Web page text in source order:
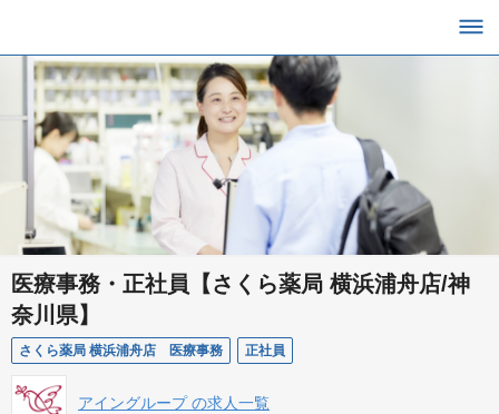
医療事務・正社員【さくら薬局 横浜浦舟店/神
奈川県】
さくら薬局 横浜浦舟店 医療事務 正社員
アイングループ の求人一覧